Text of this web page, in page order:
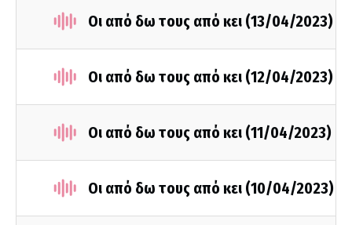
Οι από δω τους από κει (13/04/2023)
Οι από δω τους από κει (12/04/2023)
Οι από δω τους από κει (11/04/2023)
Οι από δω τους από κει (10/04/2023)